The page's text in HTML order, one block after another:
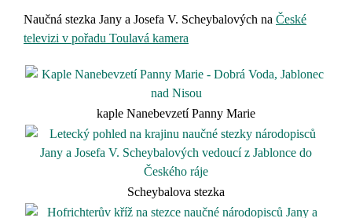
Naučná stezka Jany a Josefa V. Scheybalových na České
televizi v pořadu Toulavá kamera
kaple Nanebevzetí Panny Marie
Scheybalova stezka